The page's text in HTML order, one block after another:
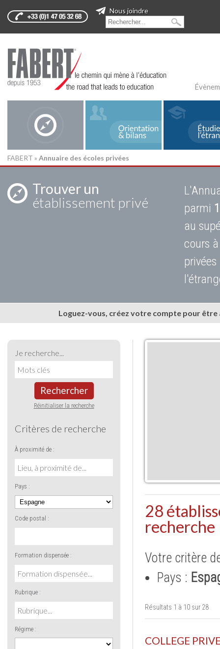
Nous joindre
FABERT » Annuaire des écoles privées
Trouver un
établissement privé
parmi
au
cours
Loguez-vous, créez votre compte pour
Je recherche...
Rechercher
Réinitialiser la recherche
Critères de recherche
À proximité de :
Pays :
Code postal :
Formation dispensée :
Rubrique :
Régime :
28
recherche
Votre critère
Pays :
Résultats 1 à 10 sur 28
COLLEGE